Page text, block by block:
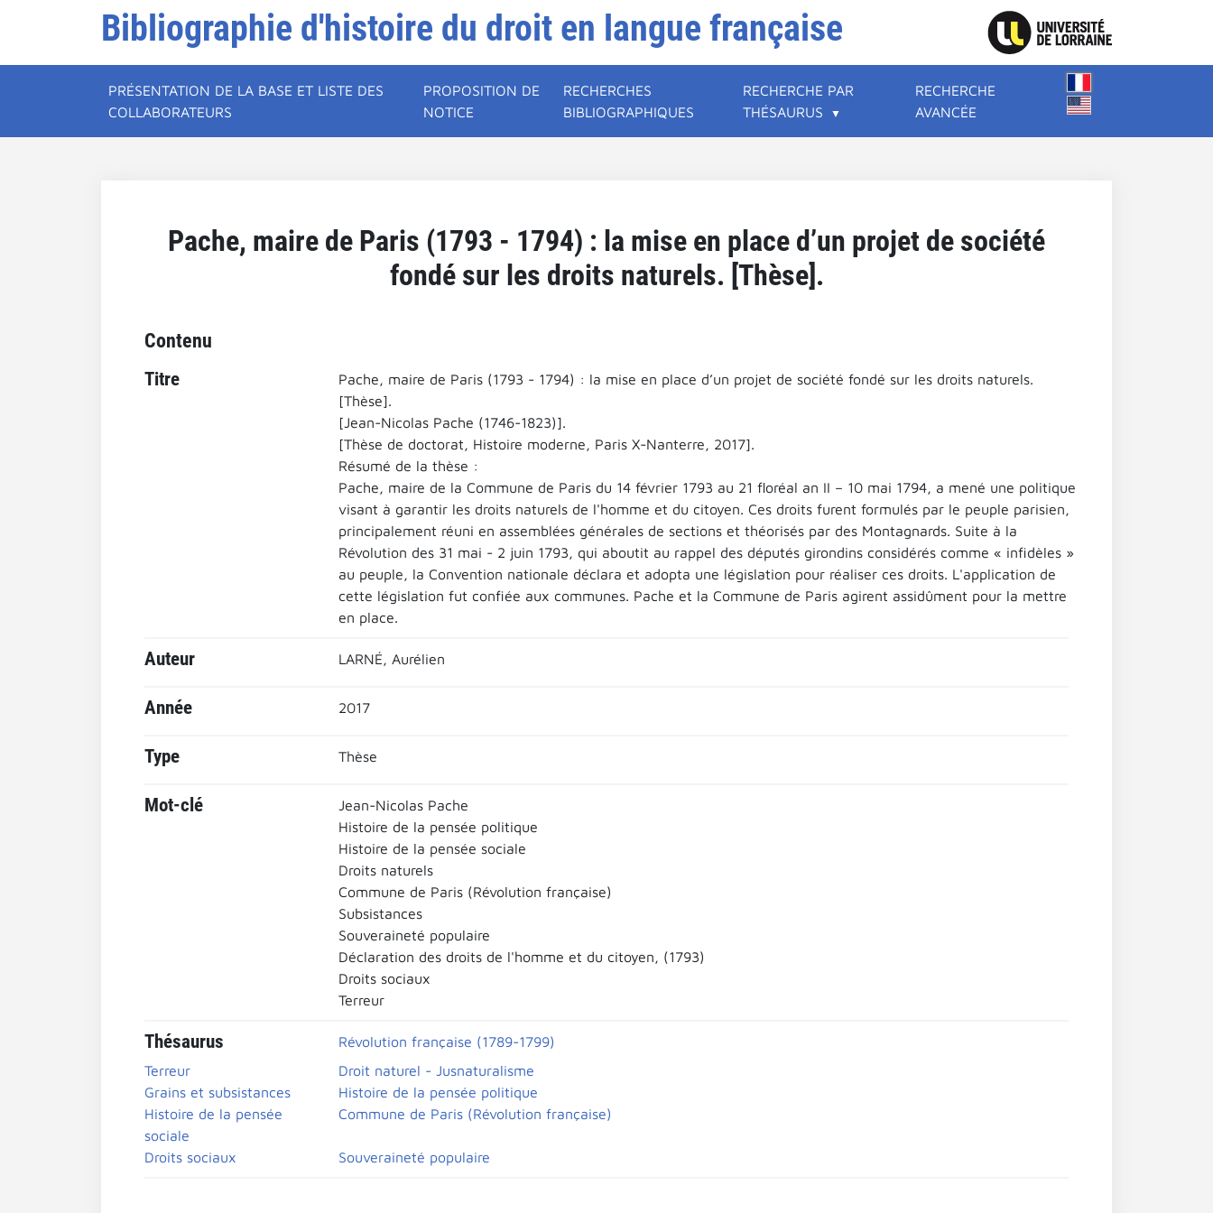
Bibliographie d'histoire du droit en langue française
PRÉSENTATION DE LA BASE ET LISTE DES
COLLABORATEURS
PROPOSITION DE
NOTICE
RECHERCHES
BIBLIOGRAPHIQUES
RECHERCHE PAR
THÉSAURUS
RECHERCHE
AVANCÉE
Pache, maire de Paris (1793 - 1794) : la mise en place d’un projet de société
fondé sur les droits naturels. [Thèse].
Contenu
Titre
Pache, maire de Paris (1793 - 1794) : la mise en place d’un projet de société fondé sur les droits naturels.
[Thèse].
[Jean-Nicolas Pache (1746-1823)].
[Thèse de doctorat, Histoire moderne, Paris X-Nanterre, 2017].
Résumé de la thèse :
Pache, maire de la Commune de Paris du 14 février 1793 au 21 floréal an II – 10 mai 1794, a mené une politique
visant à garantir les droits naturels de l'homme et du citoyen. Ces droits furent formulés par le peuple parisien,
principalement réuni en assemblées générales de sections et théorisés par des Montagnards. Suite à la
Révolution des 31 mai - 2 juin 1793, qui aboutit au rappel des députés girondins considérés comme « infidèles »
au peuple, la Convention nationale déclara et adopta une législation pour réaliser ces droits. L'application de
cette législation fut confiée aux communes. Pache et la Commune de Paris agirent assidûment pour la mettre
en place.
Auteur LARNÉ, Aurélien
Année 2017
Type Thèse
Mot-clé
Jean-Nicolas Pache
Histoire de la pensée politique
Histoire de la pensée sociale
Droits naturels
Commune de Paris (Révolution française)
Subsistances
Souveraineté populaire
Déclaration des droits de l'homme et du citoyen, (1793)
Droits sociaux
Terreur
Thésaurus
Révolution française (1789-1799)
Terreur
Droit naturel - Jusnaturalisme
Grains et subsistances
Histoire de la pensée politique
Histoire de la pensée
sociale
Commune de Paris (Révolution française)
Droits sociaux Souveraineté populaire